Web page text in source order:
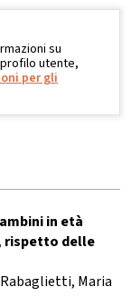
su
utente,
per gli
in età
rispetto delle
Maria